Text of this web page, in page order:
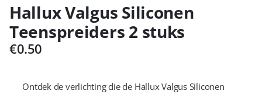
Hallux Valgus Siliconen
Teenspreiders 2 stuks
€0.50
Ontdek de verlichting die de Hallux Valgus Siliconen